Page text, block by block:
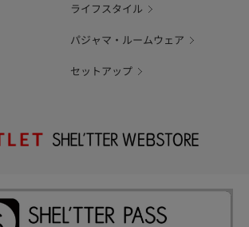
ライフスタイル
パジャマ・ルームウェア
セットアップ